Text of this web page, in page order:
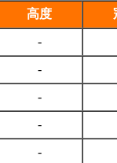
高度
-
-
-
-
-